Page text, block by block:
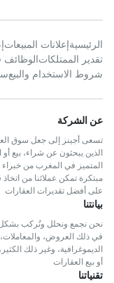
الرئيسيةإعلانات المبيعات
تقدير الممتلكاتالوظائف
شروط الاستخدام والبيع
عن الشركة
تسعى أجينز إلى جعل سوق
الذين يبحثون عن شراء، بيع
المتميز في المغرب من خبراء
مبتكرة تمكن عملائنا من
على أفضل تقديرات العقارات
بيانتنا
نحن نجمع ونحلل ونُركب بشكل
في ذلك العروض، والمعاملات،
الديموغرافية، وغير ذلك
أو بيع العقارات
تقنياتنا